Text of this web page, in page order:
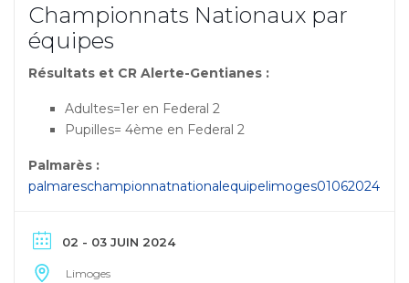
Championnats Nationaux par
équipes
Résultats et CR Alerte-Gentianes :
Adultes=1er en Federal 2
Pupilles= 4ème en Federal 2
Palmarès :
palmareschampionnatnationalequipelimoges01062024
02 - 03 JUIN 2024
Limoges